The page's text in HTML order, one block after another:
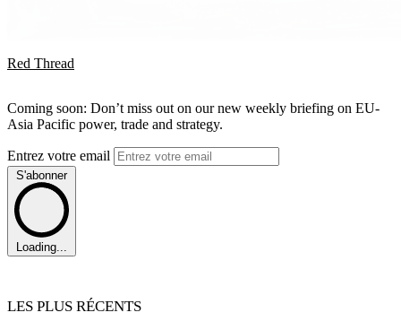
Red Thread
Coming soon: Don’t miss out on our new weekly briefing on EU-
Asia Pacific power, trade and strategy.
Entrez votre email
S'abonner
Loading...
LES PLUS RÉCENTS